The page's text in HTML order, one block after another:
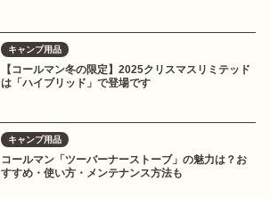
キャンプ用品
【コールマン冬の限定】2025クリスマスリミテッド
は「ハイブリッド」で登場です
キャンプ用品
コールマン「ツーバーナーストーブ」の魅力は？お
すすめ・使い方・メンテナンス方法も